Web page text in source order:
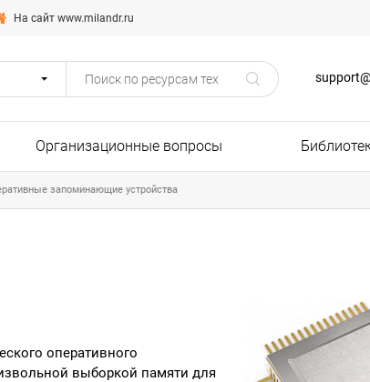
На сайт www.milandr.ru
Организационные вопросы
запоминающие устройства
оперативного
выборкой памяти для